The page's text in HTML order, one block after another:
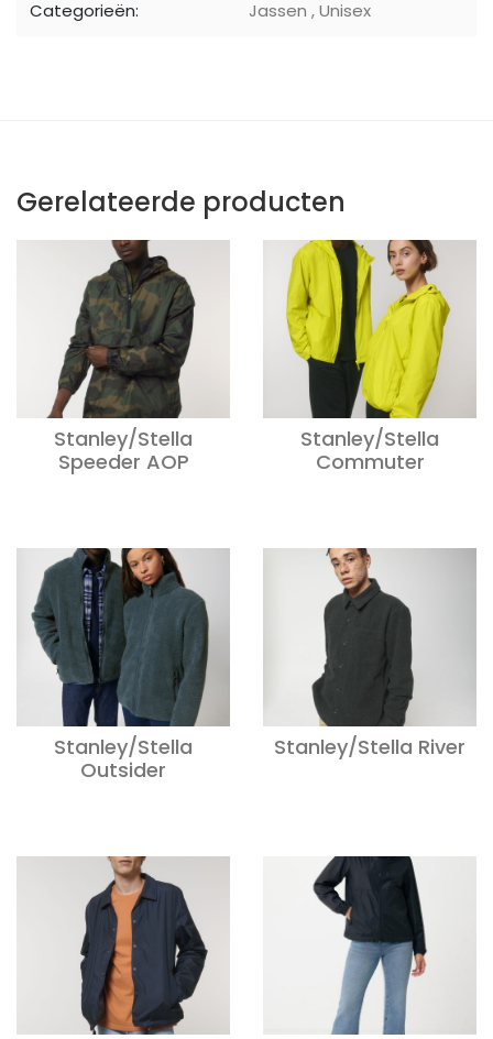
Categorieën: Jassen ,Unisex
Gerelateerde producten
Stanley/Stella
Speeder AOP
Stanley/Stella
Commuter
Stanley/Stella
Outsider
Stanley/Stella River